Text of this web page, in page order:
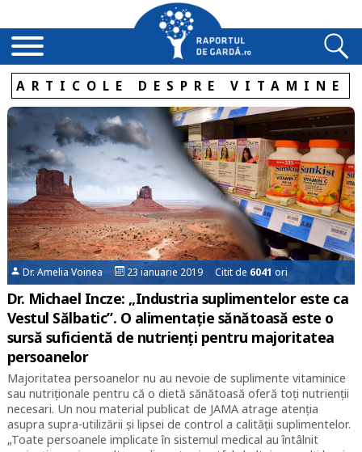
ARTICOLE DESPRE VITAMINE
Dr. Amelia Voinea 23 ianuarie 2019 Citit de 6041 ori
Dr. Michael Incze: „Industria suplimentelor este ca
Vestul Sălbatic”. O alimentație sănătoasă este o
sursă suficientă de nutrienți pentru majoritatea
persoanelor
Majoritatea persoanelor nu au nevoie de suplimente vitaminice
sau nutriționale pentru că o dietă sănătoasă oferă toți nutrienții
necesari. Un nou material publicat de JAMA atrage atenția
asupra supra-utilizării și lipsei de control a calității suplimentelor.
„Toate persoanele implicate în sistemul medical au întâlnit